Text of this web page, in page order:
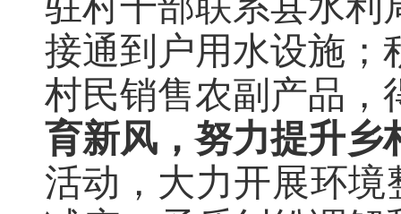
接通到户用水设施；
村民销售农副产品，
育新风，努力提升乡
活动 ， 大力开展环